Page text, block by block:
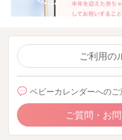
ご利用の
ベビーカレンダーへの
ご質問・お